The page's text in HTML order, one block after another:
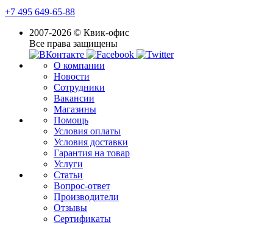
+7 495 649-65-88
2007-2026 © Квик-офис
Все права защищены
О компании
Новости
Сотрудники
Вакансии
Магазины
Помощь
Условия оплаты
Условия доставки
Гарантия на товар
Услуги
Статьи
Вопрос-ответ
Производители
Отзывы
Сертификаты